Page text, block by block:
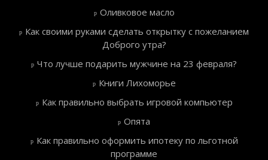
Оливковое масло
Как своими руками сделать открытку с пожеланием
Доброго утра?
Что лучше подарить мужчине на 23 февраля?
Книги Лихоморье
Как правильно выбрать игровой компьютер
Опята
Как правильно оформить ипотеку по льготной
программе